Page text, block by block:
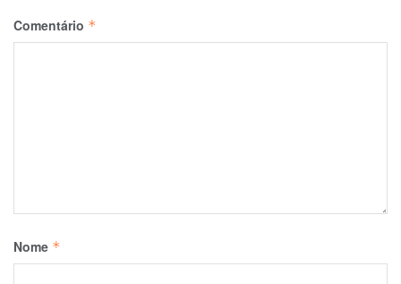
Comentário *
Nome *